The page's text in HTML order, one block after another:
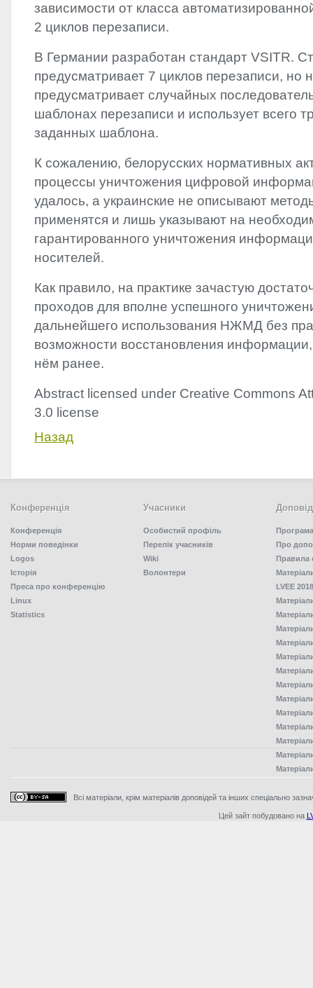
зависимости от класса
2 циклов перезаписи.
В Германии разработан стандарт VSITR.
предусматривает 7 циклов перезаписи, но
предусматривает случайных
шаблонах перезаписи и использует всего
заданных шаблона.
К сожалению, белорусских нормативных
процессы уничтожения цифровой
удалось, а украинские не описывают
применятся и лишь указывают на
гарантированного уничтожения
носителей.
Как правило, на практике зачастую
проходов для вполне успешного
дальнейшего использования НЖМД без
возможности восстановления
нём ранее.
Abstract licensed under Creative Commons
3.0 license
Назад
Конференція
Конференція
Норми поведінки
Logos
Історія
Преса про конференцію
Linux
Statistics
Учасники
Особистий профіль
Перелік учасників
Wiki
Волонтери
Про
Правила
LVEE
Всі матеріали, крім матеріалів доповідей та інших спеціально
Цей зайт побудовано на